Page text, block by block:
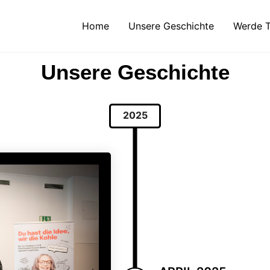
Home Unsere Geschichte Werde
Unsere Geschichte
2025